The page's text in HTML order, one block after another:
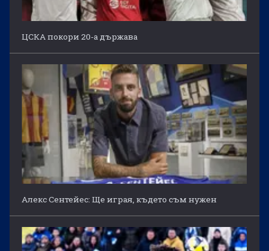
ЦСКА покори 20-а държава
Алекс Сентейес: Ще играя, където съм нужен